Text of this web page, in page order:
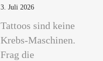
3. Juli 2026
Tattoos sind keine
Krebs-Maschinen.
Frag die